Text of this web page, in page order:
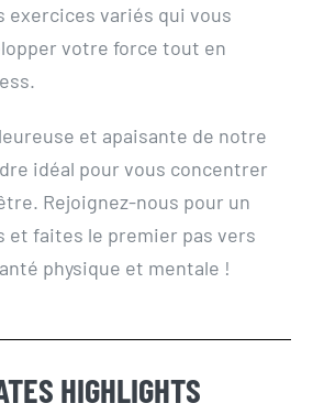
exercices variés qui vous
votre force tout en
et apaisante de notre
idéal pour vous concentrer
Rejoignez-nous pour un
et faites le premier pas vers
physique et mentale !
HIGHLIGHTS